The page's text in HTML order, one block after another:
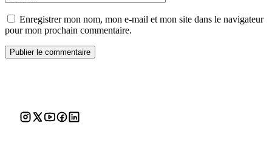
Enregistrer mon nom, mon e-mail et mon site dans le navigateur
pour mon prochain commentaire.